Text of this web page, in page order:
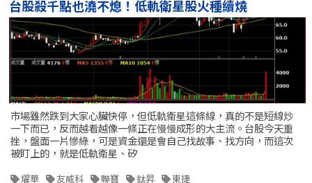
台股殺千點也澆不熄！低軌衛星股火種續燒
市場雖然跌到大家心臟快停，但低軌衛星這條線，真的不是短線炒
一下而已，反而越看越像一條正在慢慢成形的大主流。台股今天重
挫，盤面一片慘綠，可是資金還是會自己找故事、找方向，而這次
被盯上的，就是低軌衛星、矽
燿華 友威科 聯寶 鈦昇 東捷